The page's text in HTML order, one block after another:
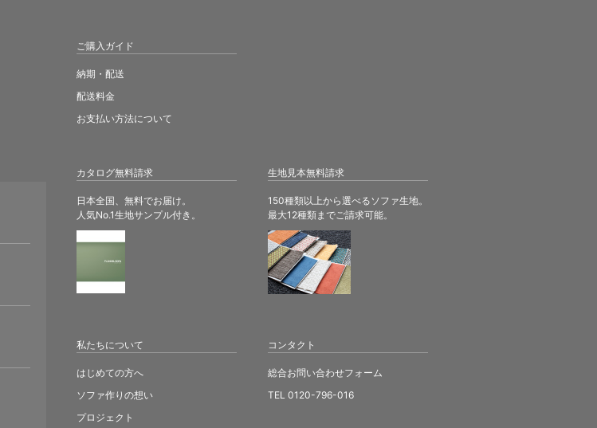
カタログ無料請求
日本全国、無料でお届け。
人気No.1生地サンプル付き。
生地見本無料請求
150種類以上から選べるソファ生地。
最大12種類までご請求可能。
ご購入ガイド
納期・配送
配送料金
お支払い方法について
私たちについて
はじめての方へ
ソファ作りの想い
プロジェクト
コンタクト
総合お問い合わせフォーム
TEL 0120-796-016